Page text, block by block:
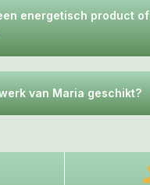
energetisch product of
van Maria geschikt?